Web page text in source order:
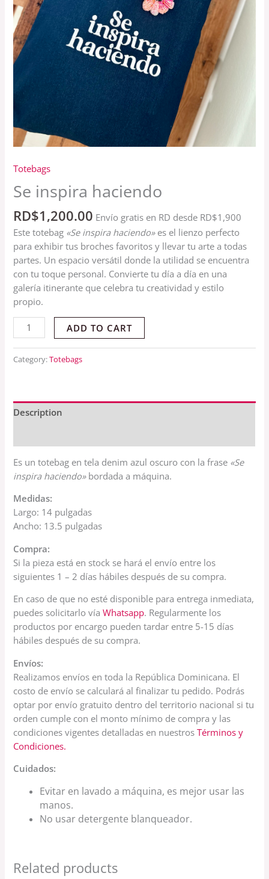
Totebags
Se inspira haciendo
RD$1,200.00 Envío gratis en RD desde RD$1,900
Este totebag «Se inspira haciendo»es el lienzo perfecto
para exhibir tus broches favoritos y llevar tu arte a todas
partes. Un espacio versátil donde la utilidad se encuentra
con tu toque personal. Convierte tu día a día en una
galería itinerante que celebra tu creatividad y estilo
propio.
ADD TO CART
Category:Totebags
Description
Es un totebag en tela denim azul oscuro con la frase «Se
inspira haciendo»bordada a máquina.
Medidas:
Largo: 14 pulgadas
Ancho: 13.5 pulgadas
Compra:
Si la pieza está en stock se hará el envío entre los
siguientes 1 – 2 días hábiles después de su compra.
En caso de que no esté disponible para entrega inmediata,
puedes solicitarlo víaWhatsapp. Regularmente los
productos por encargo pueden tardar entre 5-15 días
hábiles después de su compra.
Envíos:
Realizamos envíos en toda la República Dominicana. El
costo de envío se calculará al finalizar tu pedido. Podrás
optar por envío gratuito dentro del territorio nacional si tu
orden cumple con el monto mínimo de compra y las
condiciones vigentes detalladas en nuestrosTérminos y
Condiciones.
Cuidados:
Evitar en lavado a máquina, es mejor usar las
manos.
No usar detergente blanqueador.
Related products